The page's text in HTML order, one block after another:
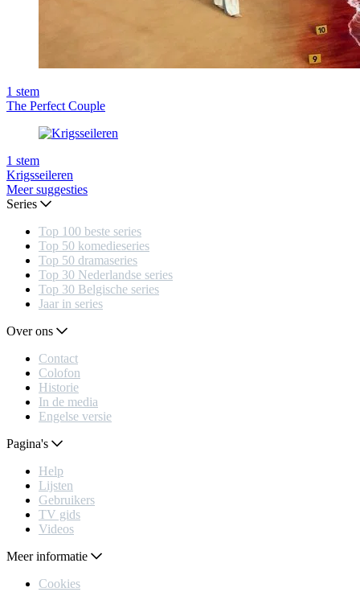
1 stem
The Perfect Couple
1 stem
Krigsseileren
Meer suggesties
Series
Top 100 beste series
Top 50 komedieseries
Top 50 dramaseries
Top 30 Nederlandse series
Top 30 Belgische series
Jaar in series
Over ons
Contact
Colofon
Historie
In de media
Engelse versie
Pagina's
Help
Lijsten
Gebruikers
TV gids
Videos
Meer informatie
Cookies